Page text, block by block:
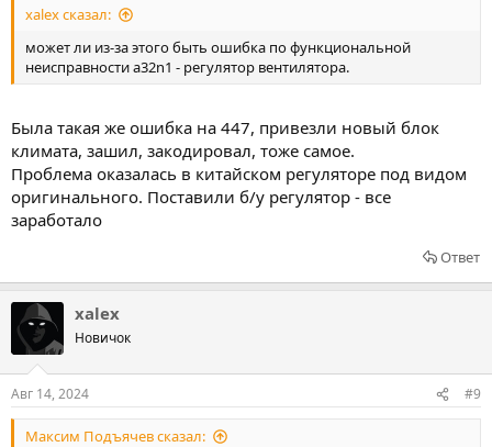
xalex сказал:
может ли из-за этого быть ошибка по функциональной
неисправности a32n1 - регулятор вентилятора.
Была такая же ошибка на 447, привезли новый блок
климата, зашил, закодировал, тоже самое.
Проблема оказалась в китайском регуляторе под видом
оригинального. Поставили б/у регулятор - все
заработало
Ответ
xalex
Новичок
Авг 14, 2024 #9
Максим Подъячев сказал: